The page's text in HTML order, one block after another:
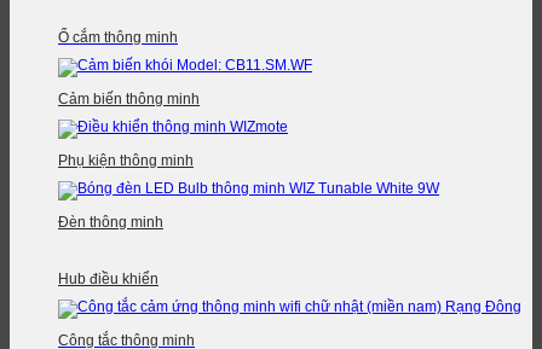
Ổ cắm thông minh
Cảm biến thông minh
Phụ kiện thông minh
Đèn thông minh
Hub điều khiển
Công tắc thông minh